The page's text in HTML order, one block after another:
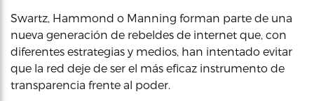
Swartz, Hammond o Manning forman parte de una
nueva generación de rebeldes de internet que, con
diferentes estrategias y medios, han intentado evitar
que la red deje de ser el más eficaz instrumento de
transparencia frente al poder.